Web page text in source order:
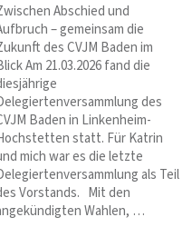
Abschied und
– gemeinsam die
des CVJM Baden im
Am 21.03.2026 fand die
des
Baden in Linkenheim-
statt. Für Katrin
mich war es die letzte
als Teil
Vorstands. Mit den
Wahlen, …